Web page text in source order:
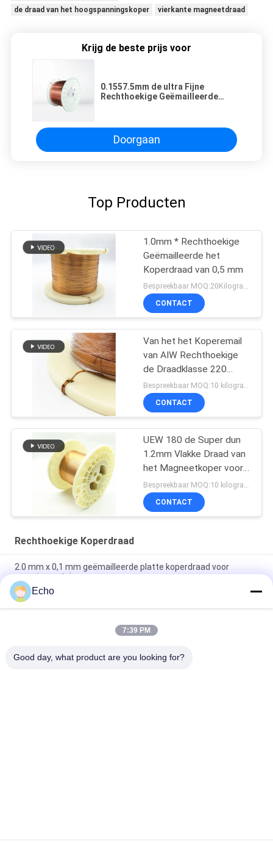
de draad van het hoogspanningskoper
vierkante magneetdraad
Krijg de beste prijs voor
0.1557.5mm de ultra Fijne
Rechthoekige Geëmailleerde
Doorgaan
Top Producten
1.0mm * Rechthoekige
Geëmailleerde het
Koperdraad van 0,5 mm
Bespreekbaar MOQ:20Kilogram/Kilograms
CONTACT
Van het het Koperemail
van AIW Rechthoekige
de Draadklasse 220
2.0*1.0mm
Bespreekbaar MOQ:10 kilogram/Kilogram
CONTACT
UEW 180 de Super dun
1.2mm Vlakke Draad van
het Magneetkoper voor
het Winden
CONTACT
Rechthoekige Koperdraad
2.0 mm x 0,1 mm geëmailleerde platte koperdraad voor
energievoertuigen
Super 1,8 mmx0,2 mm UL AIW Emaillebedekte koperen platte
draad voor motor
UEWH Superdunne 1,5 mmx0,1 mm rechthoekige
Echo
7:39 PM
Good day, what product are you looking for?